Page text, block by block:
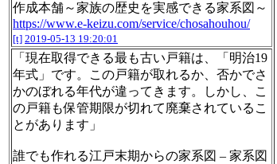
作成本舗～家族の歴史を実感できる家系図～
https://www.e-keizu.com/service/chosahouhou/
[t] 2019-05-13 19:20:01
「現在取得できる最も古い戸籍は、「明治19
年式」です。この戸籍が取れるか、否かでさ
かのぼれる年代が違ってきます。しかし、こ
の戸籍も保管期限が切れて廃棄されているこ
とがあります」
誰でも作れる江戸末期からの家系図 – 家系図